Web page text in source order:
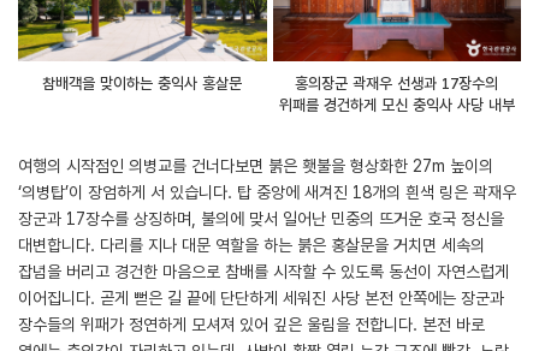
참배객을 맞이하는 충익사 홍살문
홍의장군 곽재우 선생과 17장수의
위패를 경건하게 모신 충익사 사당 내부
여행의 시작점인 의병교를 건너다보면 붉은 횃불을 형상화한 27m 높이의
‘의병탑’이 장엄하게 서 있습니다. 탑 중앙에 새겨진 18개의 흰색 링은 곽재우
장군과 17장수를 상징하며, 불의에 맞서 일어난 민중의 뜨거운 호국 정신을
대변합니다. 다리를 지나 대문 역할을 하는 붉은 홍살문을 거치면 세속의
잡념을 버리고 경건한 마음으로 참배를 시작할 수 있도록 동선이 자연스럽게
이어집니다. 곧게 뻗은 길 끝에 단단하게 세워진 사당 본전 안쪽에는 장군과
장수들의 위패가 정연하게 모셔져 있어 깊은 울림을 전합니다. 본전 바로